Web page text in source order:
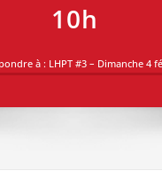
10h
à : LHPT #3 – Dimanche 4